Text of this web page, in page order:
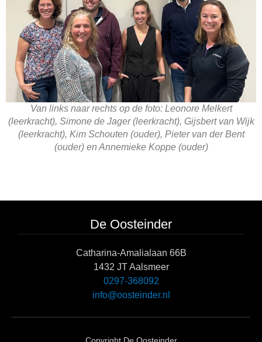
Van links naar rechts op de foto: Leonore Melkert
(leerkracht), Simone de Jager (leerkracht), Gijsbert van Wijk
(leerkracht), Kim Schouten (ouder), Pieter van der Bent
(ouder) en Annemieke Koppe (ouder)
De Oosteinder
Catharina-Amalialaan 66B
1432 JT Aalsmeer
0297-368092
info@oosteinder.nl
Copyright De Oosteinder